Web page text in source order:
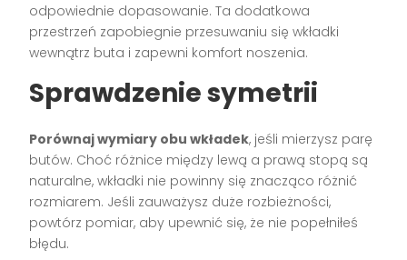
odpowiednie dopasowanie. Ta dodatkowa
przestrzeń zapobiegnie przesuwaniu się wkładki
wewnątrz buta i zapewni komfort noszenia.
Sprawdzenie symetrii
Porównaj wymiary obu wkładek, jeśli mierzysz parę
butów. Choć różnice między lewą a prawą stopą są
naturalne, wkładki nie powinny się znacząco różnić
rozmiarem. Jeśli zauważysz duże rozbieżności,
powtórz pomiar, aby upewnić się, że nie popełniłeś
błędu.